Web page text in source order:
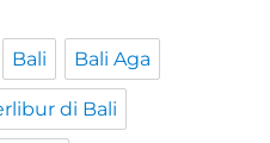
Bali Bali Aga
di Bali